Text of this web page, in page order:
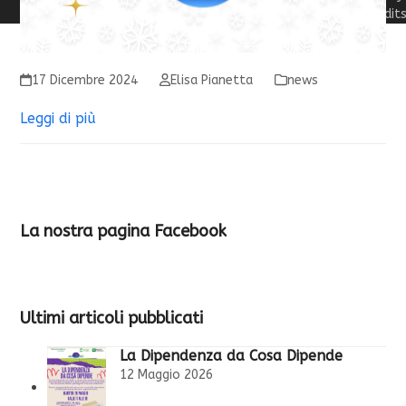
17 Dicembre 2024 Elisa Pianetta news
Leggi di più
La nostra pagina Facebook
Ultimi articoli pubblicati
La Dipendenza da Cosa Dipende
12 Maggio 2026
Credits